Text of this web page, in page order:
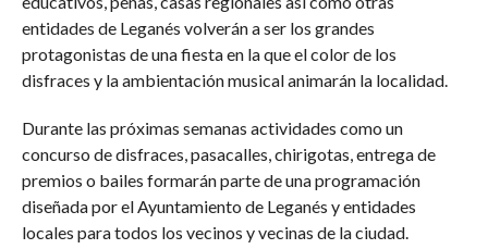
entidades de Leganés volverán a ser los grandes
protagonistas de una fiesta en la que el color de los
disfraces y la ambientación musical animarán la localidad.
Durante las próximas semanas actividades como un
concurso de disfraces, pasacalles, chirigotas, entrega de
premios o bailes formarán parte de una programación
diseñada por el Ayuntamiento de Leganés y entidades
locales para todos los vecinos y vecinas de la ciudad.